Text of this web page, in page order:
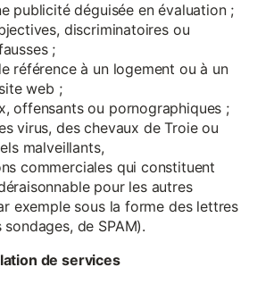
publicité déguisée en évaluation ;
discriminatoires ou
;
référence à un logement ou à un
web ;
offensants ou pornographiques ;
virus, des chevaux de Troie ou
malveillants,
commerciales qui constituent
pour les autres
exemple sous la forme des lettres
de SPAM).
de services